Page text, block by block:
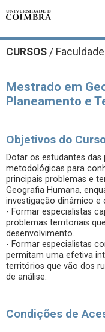
CURSOS /
Mestrado em
Planeamento e
Objetivos do
Dotar os estudantes
metodológicas para
principais problemas e
Geografia Humana,
investigação dinâmico
- Formar especialistas
problemas territoriais
desenvolvimento.
- Formar especialistas
permitam uma efetiva
territórios que vão dos
de análise.
Condições de